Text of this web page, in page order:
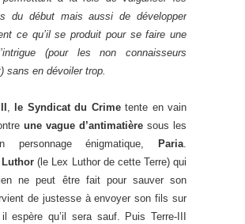
du début mais aussi de développer
ce qu’il se produit pour se faire une
(pour les non connaisseurs
sans en dévoiler trop.
, le Syndicat du Crimetente en vain
une vague d’antimatière sous les
personnage énigmatique,
Paria.
Luthor (le Lex Luthor de cette Terre) qui
ne peut être fait pour sauver son
de justesse à envoyer son fils sur
espère qu’il sera sauf. Puis Terre-III